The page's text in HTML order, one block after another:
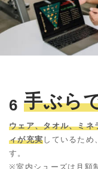
6 手ぶら
ウェア、タオル、ミネ
ィが充実 しているため
す。
※室内シューズは月額